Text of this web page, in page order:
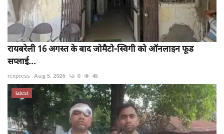
रायबरेली 16 अगस्त के बाद जोमैटो-स्विगी को ऑनलाइन फूड
सप्लाई...
rexpress Aug 5, 2026 0 45
latest